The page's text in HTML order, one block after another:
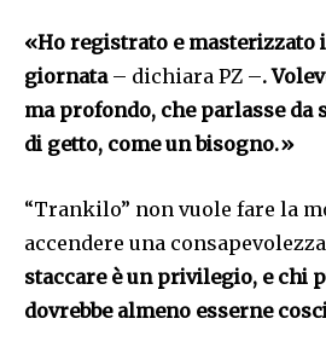
«Ho registrato e masterizzato
giornata – dichiara PZ –.
ma profondo, che parlasse da
di getto, come un bisogno.»
“Trankilo” non vuole fare la
accendere una
staccare è un privilegio, e chi
dovrebbe almeno esserne